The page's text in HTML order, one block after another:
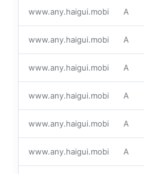
www.any.haigui.mobi A
www.any.haigui.mobi A
www.any.haigui.mobi A
www.any.haigui.mobi A
www.any.haigui.mobi A
www.any.haigui.mobi A